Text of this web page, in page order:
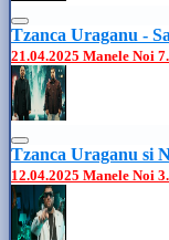
Tzanca Uraganu -
21.04.2025 Manele Noi
Tzanca Uraganu si
12.04.2025 Manele Noi